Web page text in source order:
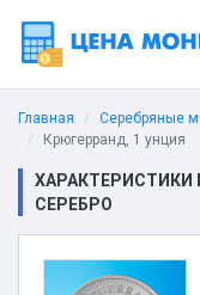
Главная Серебряные
Крюгерранд, 1 унция
ХАРАКТЕРИСТИКИ
СЕРЕБРО